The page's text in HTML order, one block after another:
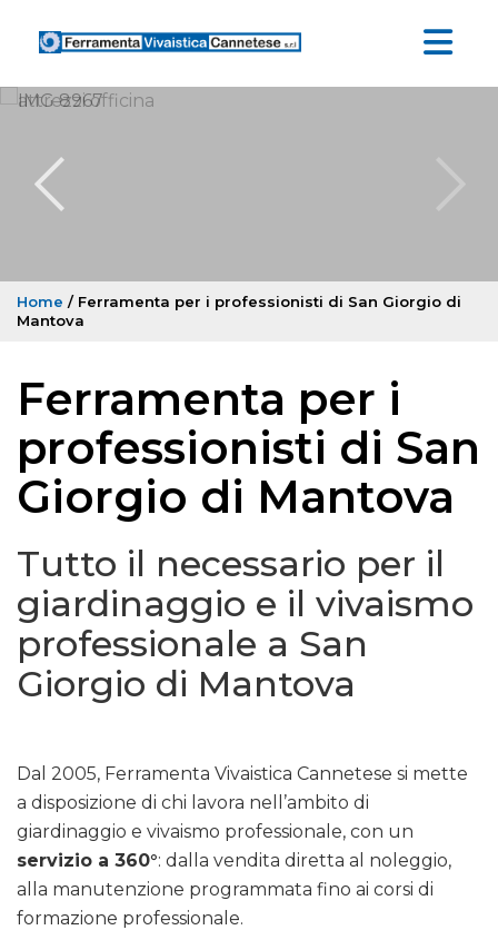
Home / Ferramenta per i professionisti di San Giorgio di
Mantova
Ferramenta per i
professionisti di San
Giorgio di Mantova
Tutto il necessario per il
giardinaggio e il vivaismo
professionale a San
Giorgio di Mantova
Dal 2005, Ferramenta Vivaistica Cannetese si mette
a disposizione di chi lavora nell’ambito di
giardinaggio e vivaismo professionale, con un
servizio a 360°: dalla vendita diretta al noleggio,
alla manutenzione programmata fino ai corsi di
formazione professionale.